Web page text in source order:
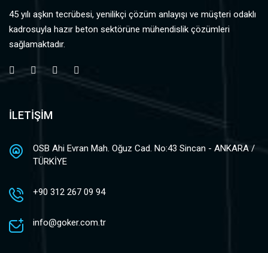
45 yılı aşkın tecrübesi, yenilikçi çözüm anlayışı ve müşteri odaklı
kadrosuyla hazır beton sektörüne mühendislik çözümleri
sağlamaktadır.
İLETİŞİM
OSB Ahi Evran Mah. Oğuz Cad. No:43 Sincan - ANKARA /
TÜRKİYE
+90 312 267 09 94
info@goker.com.tr